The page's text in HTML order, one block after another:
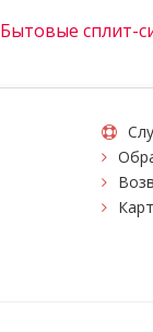
Бытовые сплит-